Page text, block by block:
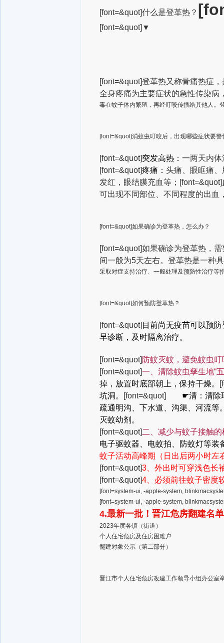
[font=&quot]什么是登革热？
[font=&quot]▼
[font=&quot]登革热又称骨痛热症
全身疼痛为主要症状的急性传染病
毒在蚊子体内繁殖，再经叮咬传播给其他人。
[font=&quot]消蚊虫叮咬后，出现哪些症状要警
[font=&quot]突发高热： 一两天内
[font=&quot]疼痛： 头痛、眼眶痛
发红，眼结膜充血等； [font=&quot]
可出现不同部位、不同程度的出血
[font=&quot]如果确诊为登革热，怎么办？
[font=&quot]如果确诊为登革热，
间一般为5天左右。登革热是一种
采取对症支持治疗、一般处理及预防性治疗等
[font=&quot]如何预防登革热？
[font=&quot] 目前尚无疫苗可以预
早诊断，及时隔离治疗。
[font=&quot] 防蚊灭蚊，避免蚊虫
[font=&quot]一、清除蚊虫孳生地“
掉，放置时底部朝上，保持干燥。
坑洞。
[font=&quot]
☛清：清除环
疏通明沟、下水道、沟渠、河流等
灭蚊幼剂。
[font=&quot] 二、减少与蚊子接触的
电子驱蚊器、电蚊拍、防蚊灯等装
蚊子活动高峰期（日出后两小时左
[font=&quot]3、外出时可穿浅色长
[font=&quot]4、必须前往蚊子密度
[font=system-ui, -apple-system,
[font=system-ui, -apple-system,
4.最新一批！晋江危房翻建名
2023年度各镇（街道）
个人住宅危房及住房困难户
翻建对象公示（第二部分）
晋江市个人住宅危房改建工作领导小组办公室